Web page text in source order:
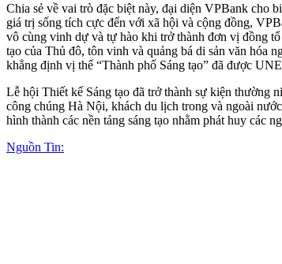
Chia sẻ về vai trò đặc biệt này, đại diện VPBank cho
giá trị sống tích cực đến với xã hội và cộng đồng,
vô cùng vinh dự và tự hào khi trở thành đơn vị đồng
tạo của Thủ đô, tôn vinh và quảng bá di sản văn hóa
khẳng định vị thế “Thành phố Sáng tạo” đã được
Lễ hội Thiết kế Sáng tạo đã trở thành sự kiện thường
công chúng Hà Nội, khách du lịch trong và ngoài
hình thành các nền tảng sáng tạo nhằm phát huy các
Nguồn Tin: